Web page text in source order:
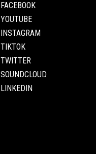
FACEBOOK
YOUTUBE
INSTAGRAM
TIKTOK
TWITTER
SOUNDCLOUD
LINKEDIN